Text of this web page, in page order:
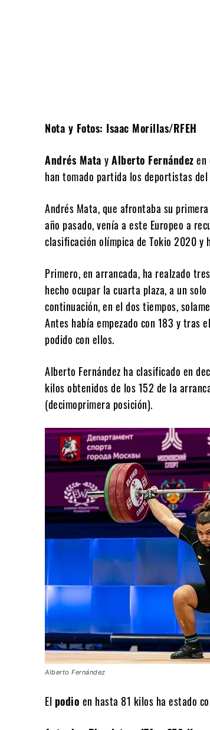
Nota y Fotos: Isaac Morillas/RFEH
Andrés Mata yAlberto Fernándezen
han tomado partida los deportistas
Andrés Mata, que afrontaba su
año pasado, venía a este Europeo a
clasificación olímpica de Tokio 2020 y
Primero, en arrancada, ha realzado
hecho ocupar la cuarta plaza, a un
continuación, en el dos tiempos,
Antes había empezado con 183 y tras
podido con ellos.
Alberto Fernández ha clasificado en
kilos obtenidos de los 152 de la
(decimoprimera posición).
Alberto Fernández
El podio en hasta 81 kilos ha estado